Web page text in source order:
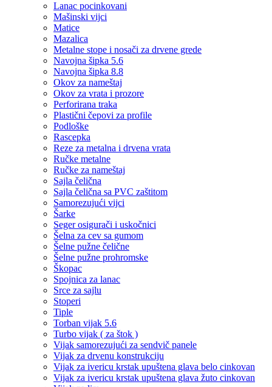
Lanac pocinkovani
Mašinski vijci
Matice
Mazalica
Metalne stope i nosači za drvene grede
Navojna šipka 5.6
Navojna šipka 8.8
Okov za nameštaj
Okov za vrata i prozore
Perforirana traka
Plastični čepovi za profile
Podloške
Rascepka
Reze za metalna i drvena vrata
Ručke metalne
Ručke za nameštaj
Sajla čelična
Sajla čelična sa PVC zaštitom
Samorezujući vijci
Šarke
Seger osigurači i uskočnici
Šelna za cev sa gumom
Šelne pužne čelične
Šelne pužne prohromske
Škopac
Spojnica za lanac
Srce za sajlu
Stoperi
Tiple
Torban vijak 5.6
Turbo vijak ( za štok )
Vijak samorezujući za sendvič panele
Vijak za drvenu konstrukciju
Vijak za ivericu krstak upuštena glava belo cinkovan
Vijak za ivericu krstak upuštena glava žuto cinkovan